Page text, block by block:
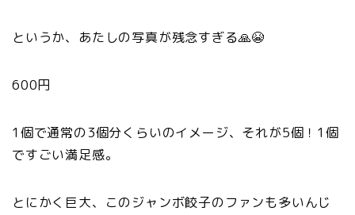
というか、あたしの写真が残念すぎる🙏😭
600円
1個で通常の3個分くらいのイメージ、それが5個！1個
ですごい満足感。
とにかく巨大、このジャンボ餃子のファンも多いんじ